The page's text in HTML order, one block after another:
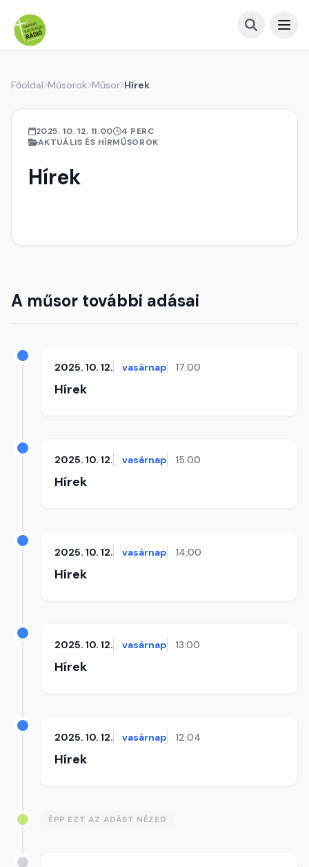
Főoldal Műsorok Műsor Hírek
2025. 10. 12. 11:00
4 PERC
AKTUÁLIS ÉS HÍRMŰSOROK
Hírek
A műsor további adásai
2025. 10. 12. vasárnap 17:00
Hírek
2025. 10. 12. vasárnap 15:00
Hírek
2025. 10. 12. vasárnap 14:00
Hírek
2025. 10. 12. vasárnap 13:00
Hírek
2025. 10. 12. vasárnap 12:04
Hírek
ÉPP EZT AZ ADÁST NÉZED